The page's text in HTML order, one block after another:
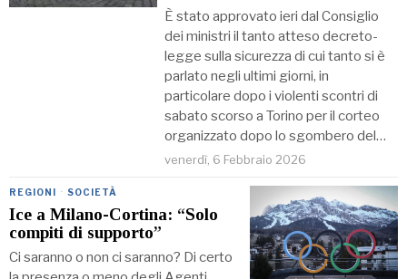
È stato approvato ieri dal Consiglio
dei ministri il tanto atteso decreto-
legge sulla sicurezza di cui tanto si è
parlato negli ultimi giorni, in
particolare dopo i violenti scontri di
sabato scorso a Torino per il corteo
organizzato dopo lo sgombero del…
venerdì, 6 Febbraio 2026
REGIONI · SOCIETÀ
Ice a Milano-Cortina: “Solo
compiti di supporto”
Ci saranno o non ci saranno? Di certo